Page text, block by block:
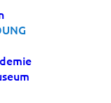
als
dass
hatte, der
weil er die